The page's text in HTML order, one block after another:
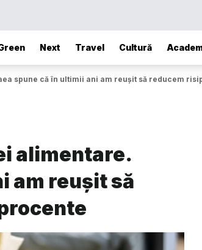
Next Travel Cultură
spune că în ultimii ani am reușit să reducem
alimentare.
am reușit să